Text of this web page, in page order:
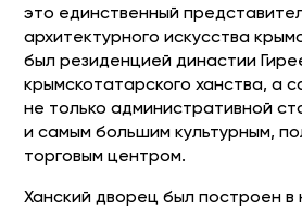
это единственный
архитектурного искусства
был резиденцией династии
крымскотатарского ханства, а
не только административной
и самым большим культурным,
торговым центром.
Ханский дворец был построен в